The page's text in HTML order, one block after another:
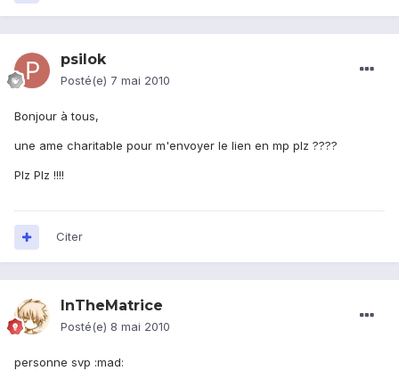
psilok
Posté(e) 7 mai 2010
Bonjour à tous,
une ame charitable pour m'envoyer le lien en mp plz ????
Plz Plz !!!!
Citer
InTheMatrice
Posté(e) 8 mai 2010
personne svp :mad: